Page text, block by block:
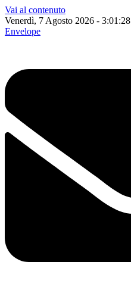
Vai al contenuto
Venerdì, 7 Agosto 2026 - 3:01:29
Envelope